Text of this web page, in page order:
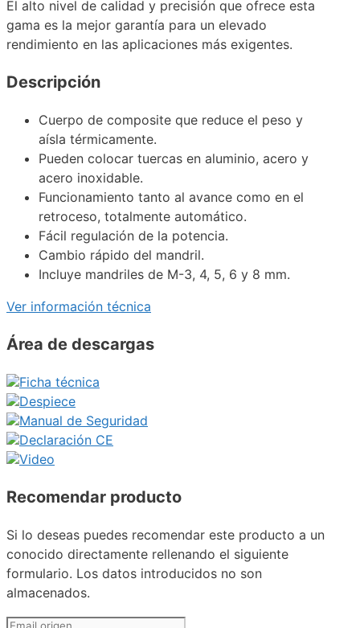
El alto nivel de calidad y precisión que ofrece esta
gama es la mejor garantía para un elevado
rendimiento en las aplicaciones más exigentes.
Descripción
Cuerpo de composite que reduce el peso y
aísla térmicamente.
Pueden colocar tuercas en aluminio, acero y
acero inoxidable.
Funcionamiento tanto al avance como en el
retroceso, totalmente automático.
Fácil regulación de la potencia.
Cambio rápido del mandril.
Incluye mandriles de M-3, 4, 5, 6 y 8 mm.
Ver información técnica
Área de descargas
Ficha técnica
Despiece
Manual de Seguridad
Declaración CE
Video
Recomendar producto
Si lo deseas puedes recomendar este producto a un
conocido directamente rellenando el siguiente
formulario. Los datos introducidos no son
almacenados.